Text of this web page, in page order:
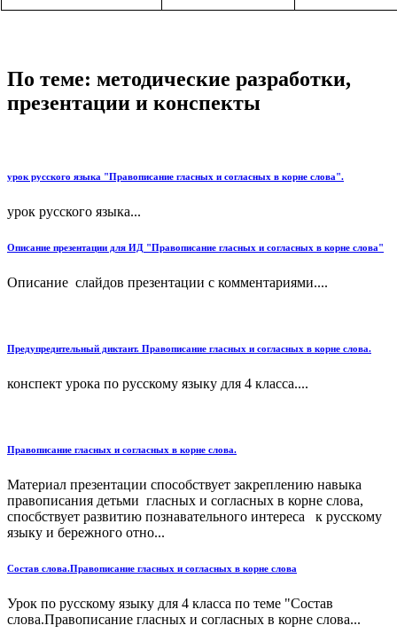
По теме: методические разработки,
презентации и конспекты
урок русского языка "Правописание гласных и согласных в корне слова".
урок русского языка...
Описание презентации для ИД "Правописание гласных и согласных в корне слова"
Описание слайдов презентации с комментариями....
Предупредительный диктант. Правописание гласных и согласных в корне слова.
конспект урока по русскому языку для 4 класса....
Правописание гласных и согласных в корне слова.
Материал презентации способствует закреплению навыка
правописания детьми гласных и согласных в корне слова,
спосбствует развитию познавательного интереса к русскому
языку и бережного отно...
Cостав слова.Правописание гласных и согласных в корне слова
Урок по русскому языку для 4 класса по теме "Состав
слова.Правописание гласных и согласных в корне слова...